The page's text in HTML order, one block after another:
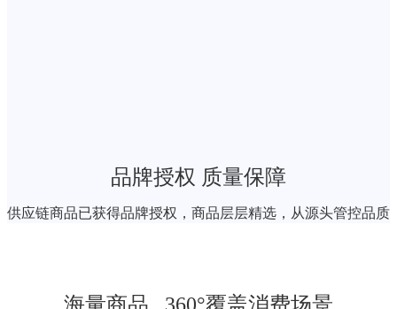
品牌授权 质量保障
供应链商品已获得品牌授权，商品层层精选，从源头管控品质
海量商品 , 360°覆盖消费场景